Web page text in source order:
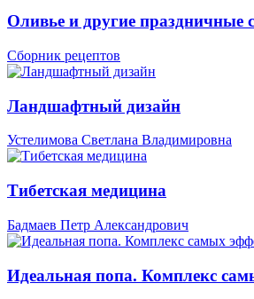
Оливье и другие праздничные
Сборник рецептов
Ландшафтный дизайн
Устелимова Светлана Владимировна
Тибетская медицина
Бадмаев Петр Александрович
Идеальная попа. Комплекс